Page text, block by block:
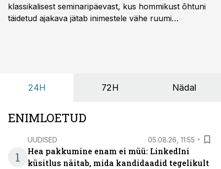
klassikalisest seminaripäevast, kus hommikust õhtuni
täidetud ajakava jätab inimestele vähe ruumi
24H 72H Nädal
ENIMLOETUD
1
UUDISED 05.08.26, 11:55
Hea pakkumine enam ei müü: LinkedIni
küsitlus näitab, mida kandidaadid tegelikult